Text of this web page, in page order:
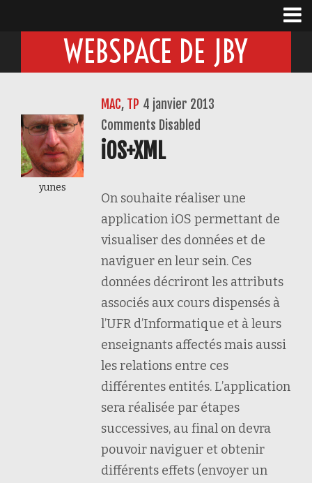
WEBSPACE DE JBY
yunes
MAC, TP 4 janvier 2013
Comments Disabled
iOS+XML
On souhaite réaliser une
application iOS permettant de
visualiser des données et de
naviguer en leur sein. Ces
données décriront les attributs
associés aux cours dispensés à
l’UFR d’Informatique et à leurs
enseignants affectés mais aussi
les relations entre ces
différentes entités. L’application
sera réalisée par étapes
successives, au final on devra
pouvoir naviguer et obtenir
différents effets (envoyer un